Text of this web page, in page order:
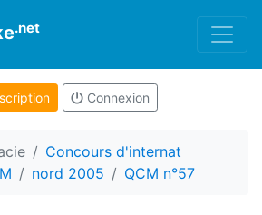
.net
Connexion
Concours d'internat
nord 2005 QCM n°57